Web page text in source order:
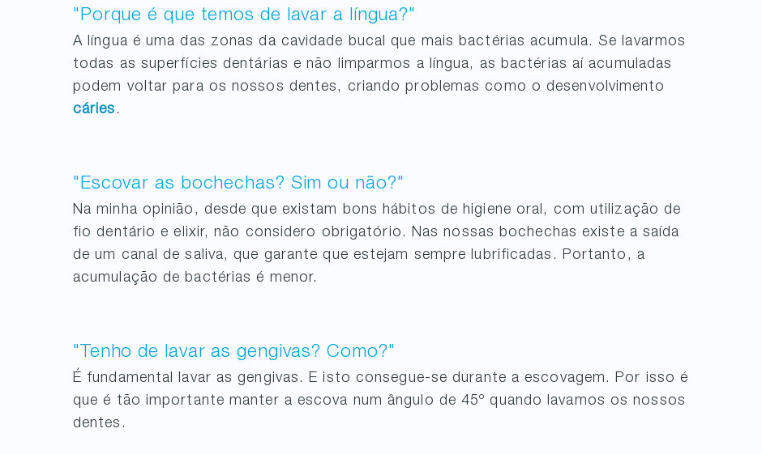
"Porque é que temos de lavar a língua?"
A língua é uma das zonas da cavidade bucal que mais bactérias acumula. Se lavarmos
todas as superfícies dentárias e não limparmos a língua, as bactérias aí acumuladas
podem voltar para os nossos dentes, criando problemas como o desenvolvimento
cáries.
"Escovar as bochechas? Sim ou não?"
Na minha opinião, desde que existam bons hábitos de higiene oral, com utilização de
fio dentário e elixir, não considero obrigatório. Nas nossas bochechas existe a saída
de um canal de saliva, que garante que estejam sempre lubrificadas. Portanto, a
acumulação de bactérias é menor.
"Tenho de lavar as gengivas? Como?"
É fundamental lavar as gengivas. E isto consegue-se durante a escovagem. Por isso é
que é tão importante manter a escova num ângulo de 45º quando lavamos os nossos
dentes.